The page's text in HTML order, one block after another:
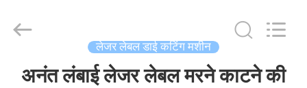
Machinery
लेजर लेबल डाई कटिंग मशीन
अनंत लंबाई लेजर लेबल मरने काटने की